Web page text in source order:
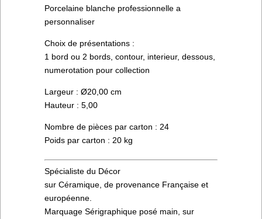
Porcelaine blanche professionnelle a
personnaliser
Choix de présentations :
1 bord ou 2 bords, contour, interieur, dessous,
numerotation pour collection
Largeur : Ø20,00 cm
Hauteur : 5,00
Nombre de pièces par carton : 24
Poids par carton : 20 kg
Spécialiste du Décor
sur Céramique, de provenance Française et
européenne.
Marquage Sérigraphique posé main, sur